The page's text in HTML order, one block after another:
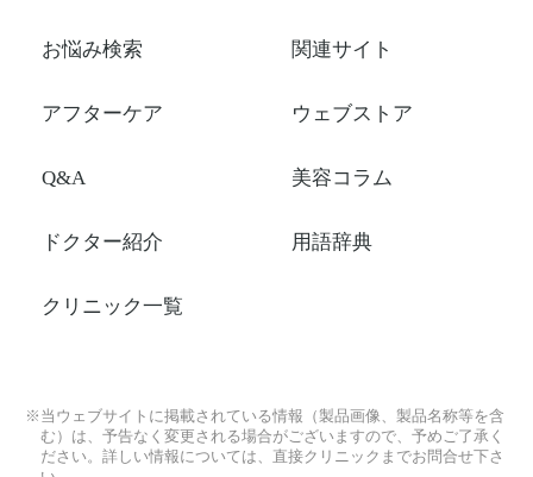
お悩み検索
アフターケア
Q&A
ドクター紹介
クリニック一覧
関連サイト
ウェブストア
美容コラム
用語辞典
※当ウェブサイトに掲載されている情報（製品画像、製品名称等を含
む）は、予告なく変更される場合がございますので、予めご了承く
ださい。詳しい情報については、直接クリニックまでお問合せ下さ